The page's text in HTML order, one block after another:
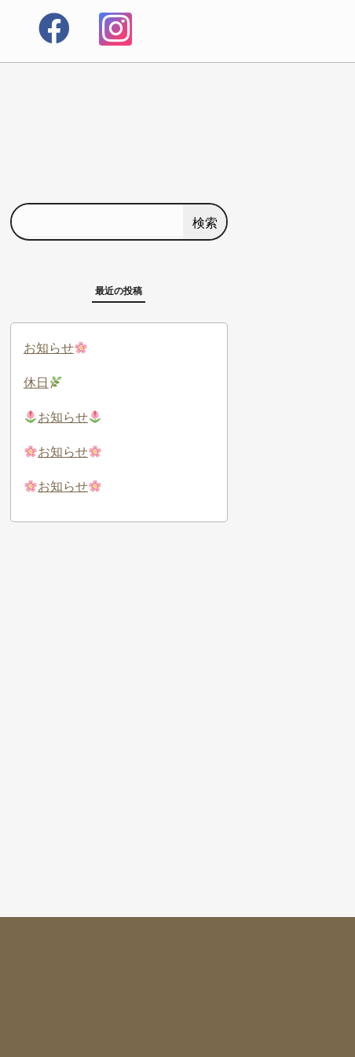
検索
最近の投稿
お知らせ
休日
お知らせ
お知らせ
お知らせ